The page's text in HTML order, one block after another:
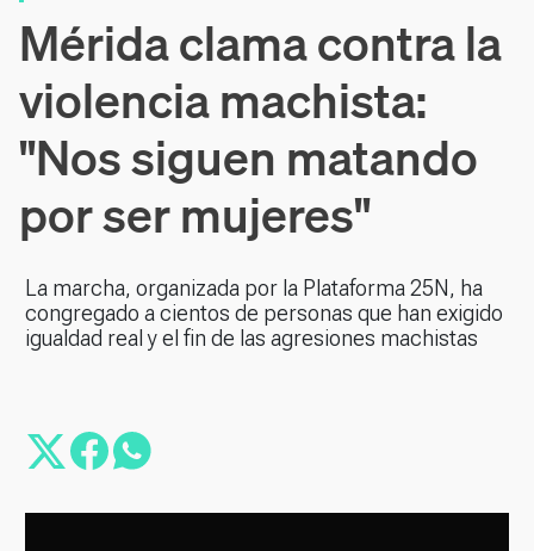
Mérida clama contra la
violencia machista:
"Nos siguen matando
por ser mujeres"
La marcha, organizada por la Plataforma 25N, ha
congregado a cientos de personas que han exigido
igualdad real y el fin de las agresiones machistas